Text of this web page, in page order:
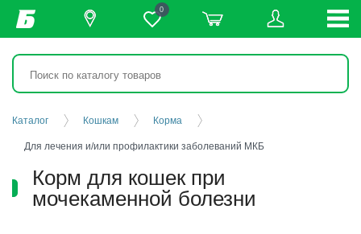
0
Каталог Кошкам Корма
Для лечения и/или профилактики заболеваний МКБ
Корм для кошек при
мочекаменной болезни